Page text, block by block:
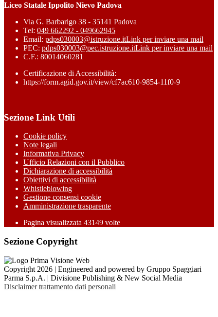
Liceo Statale Ippolito Nievo Padova
Via G. Barbarigo 38 - 35141 Padova
Tel: 049 662292 - 049662945
Email: pdps030003@istruzione.itLink per inviare una mail
PEC: pdps030003@pec.istruzione.itLink per inviare una mail
C.F.: 80014060281
Certificazione di Accessibilità:
https://form.agid.gov.it/view/cf7ac610-9854-11f0-9
Sezione Link Utili
Cookie policy
Note legali
Informativa Privacy
Ufficio Relazioni con il Pubblico
Dichiarazione di accessibilità
Obiettivi di accessibilità
Whistleblowing
Gestione consensi cookie
Amministrazione trasparente
Pagina visualizzata 43149 volte
Sezione Copyright
Copyright 2026 | Engineered and powered by Gruppo Spaggiari
Parma S.p.A. | Divisione Publishing & New Social Media
Disclaimer trattamento dati personali